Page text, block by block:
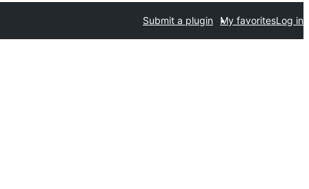
Submit a plugin My favoritesLog in